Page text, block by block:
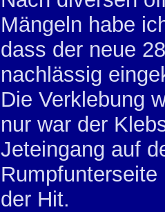
Mängeln habe
dass der neue
nachlässig
Die Verklebung
nur war der
Jeteingang auf
der Hit.